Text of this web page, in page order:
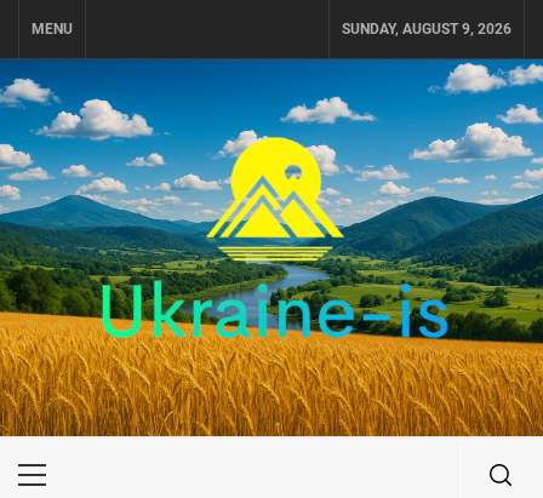
MENU SUNDAY, AUGUST 9, 2026
UKRAINE-IS
ПУТЕШЕСТВИЕ ПО УКРАИНЕ
Primary